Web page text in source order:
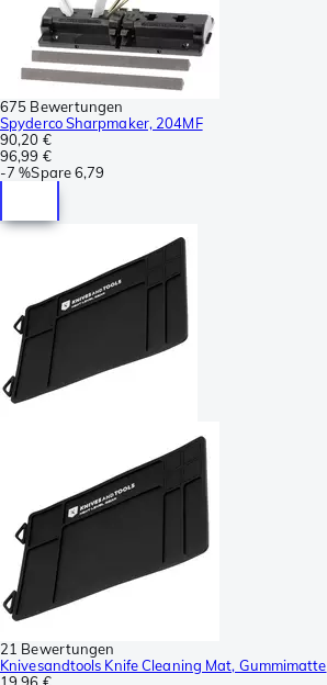
675 Bewertungen
Spyderco Sharpmaker, 204MF
90,20 €
96,99 €
-7 %Spare6,79
21 Bewertungen
Knivesandtools Knife Cleaning Mat, Gummimatte